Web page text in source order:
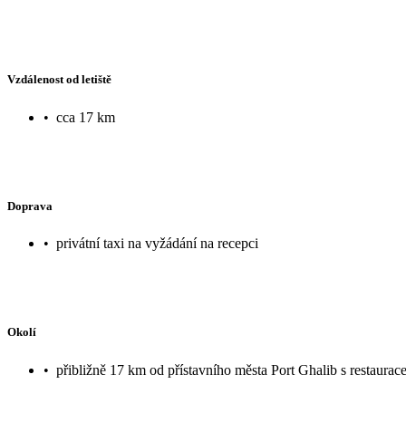
Vzdálenost od letiště
• cca 17 km
Doprava
• privátní taxi na vyžádání na recepci
Okolí
• přibližně 17 km od přístavního města Port Ghalib s